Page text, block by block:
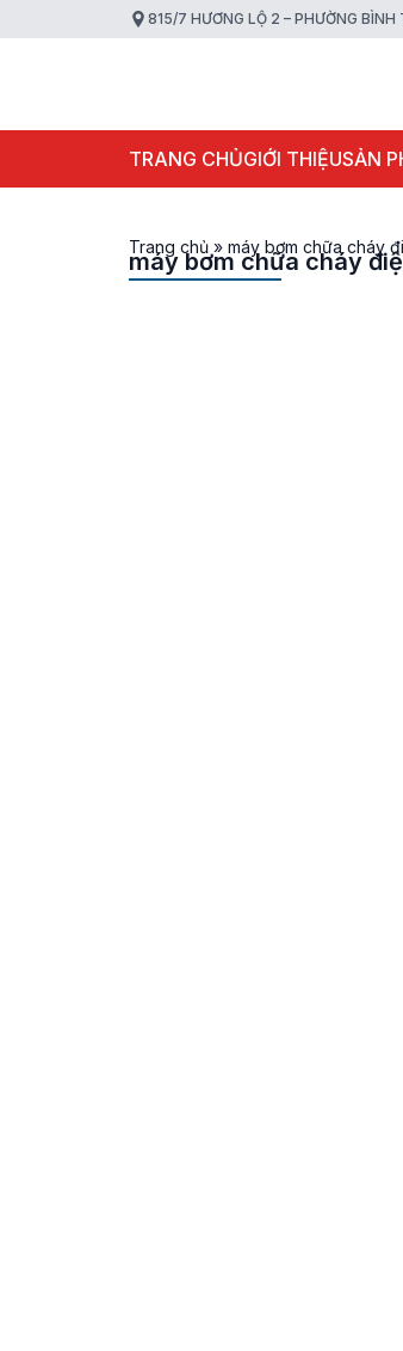
815/7 HƯƠNG LỘ 2 – PHƯỜNG
TRANG CHỦGIỚI THIỆUSẢN
Trang chủ » máy bơm chữa cháy
máy bơm chữa cháy